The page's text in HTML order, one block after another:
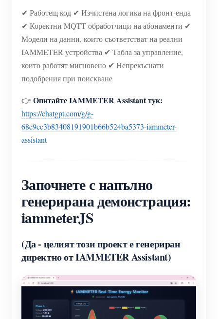
✔ Работещ код ✔ Изчистена логика на фронт-енда
✔ Коректни MQTT обработчици на абонаменти ✔
Модели на данни, които съответстват на реални
IAMMETER устройства ✔ Табла за управление,
които работят мигновено ✔ Непрекъснати
подобрения при поискване
👉 Опитайте IAMMETER Assistant тук:
https://chatgpt.com/g/g-
68e9cc3b83408191901b66b524ba5373-iammeter-
assistant
Започнете с напълно
генерирана демонстрация:
iammeterJS
(Да - целият този проект е генериран
директно от IAMMETER Assistant)